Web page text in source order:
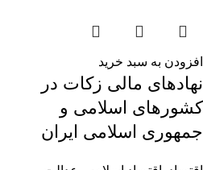
افزودن به سبد خرید
نهادهای مالی زکات در
کشورهای اسلامی و
جمهوری اسلامی ایران